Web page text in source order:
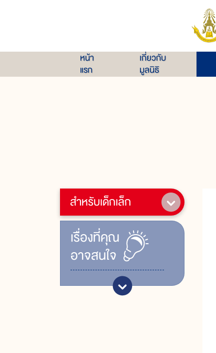
หน้า
แรก
เกี่ยวกับ
มูลนิธิ
สำหรับเด็กเล็ก
เรื่ิองที่คุณ
อาจสนใจ